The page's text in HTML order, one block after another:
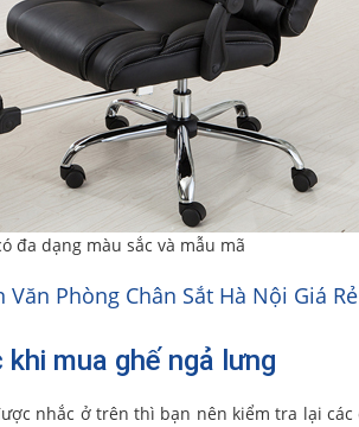
đa dạng màu sắc và mẫu mã
Văn Phòng Chân Sắt Hà Nội Giá
mua ghế ngả lưng
nhắc ở trên thì bạn nên kiểm tra lại